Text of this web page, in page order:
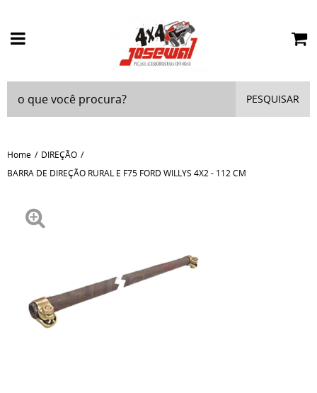
PESQUISAR
Home
DIREÇÃO
BARRA DE DIREÇÃO RURAL E F75 FORD WILLYS 4X2 - 112 CM